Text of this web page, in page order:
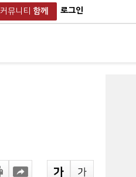
커뮤니티 함께 로그인